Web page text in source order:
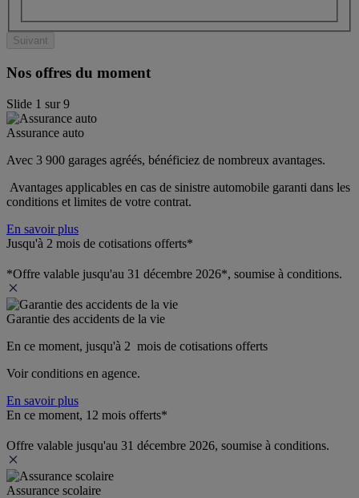
Suivant
Nos offres du moment
Slide 1 sur9
Assurance auto
Avec 3 900 garages agréés, bénéficiez de nombreux avantages.
Avantages applicables en cas de sinistre automobile garanti dans les
conditions et limites de votre contrat.
En savoir plus
Jusqu'à 2 mois de cotisations offerts*
*Offre valable jusqu'au 31 décembre 2026*, soumise à conditions.
Garantie des accidents de la vie
En ce moment, jusqu'à 2  mois de cotisations offerts
Voir conditions en agence.
En savoir plus
En ce moment, 12 mois offerts*
Offre valable jusqu'au 31 décembre 2026, soumise à conditions.
Assurance scolaire